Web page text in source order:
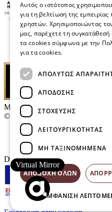
Μαρκάκης Οπτικά
© 2026
Επικοινωνία
E-Volution Awards
Designed & developed by
Virtual Mirror
Αυτός ο ιστότοπος
για τη βελτίωση της εμπειρίας
χρηστών. Χρησιμοποιώντας
μας, παρέχετε τη συγκατάθεσή
τα cookies σύμφωνα με την
για τα cookies.
ΑΠΟΛΎΤΩΣ
ΑΠΌΔΟΣΗΣ
ΣΤΌΧΕΥΣΗΣ
ΛΕΙΤΟΥΡΓΙΚΌΤΗΤΑΣ
ΜΗ ΤΑΞΙΝΟΜΗΜΈΝΑ
ΑΠΟΔΟΧΉ ΌΛΩΝ
ΕΜΦΆΝΙΣΗ